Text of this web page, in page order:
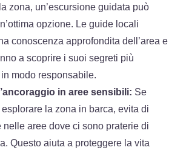
zona, un’escursione guidata può
opzione. Le guide locali
conoscenza approfondita dell’area e
a scoprire i suoi segreti più
modo responsabile.
in aree sensibili: Se
la zona in barca, evita di
nelle aree dove ci sono praterie di
Questo aiuta a proteggere la vita